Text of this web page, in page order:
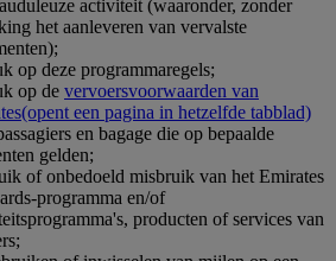
activiteit (waaronder, zonder
het aanleveren van vervalste
op deze programmaregels;
op de vervoersvoorwaarden van
(opent een pagina in hetzelfde tabblad)
en bagage die op bepaalde
gelden;
of onbedoeld misbruik van het Emirates
programma en/of
producten of services van